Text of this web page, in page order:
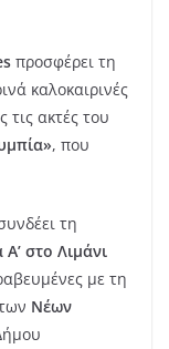
προσφέρει τη
καλοκαιρινές
ακτές του
, που
τη
στο Λιμάνι
με τη
Νέων